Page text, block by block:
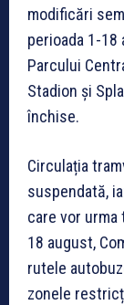
modificări
perioada 1-18
Parcului
Stadion și
închise.
Circulația
suspendată,
care vor urma
18 august,
rutele
zonele